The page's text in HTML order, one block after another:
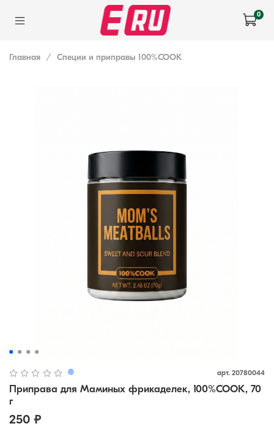
0
Главная Специи и приправы 100%COOK
(0) арт. 20780044
Приправа для Маминых фрикаделек, 100%COOK, 70
г
250 ₽